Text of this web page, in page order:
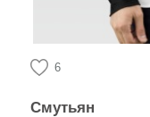
6
Смутьян